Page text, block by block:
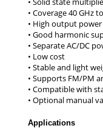
Applications